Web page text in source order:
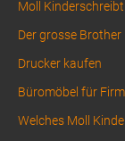
Moll
Der grosse
Drucker kaufen
Büromöbel für
Welches Moll